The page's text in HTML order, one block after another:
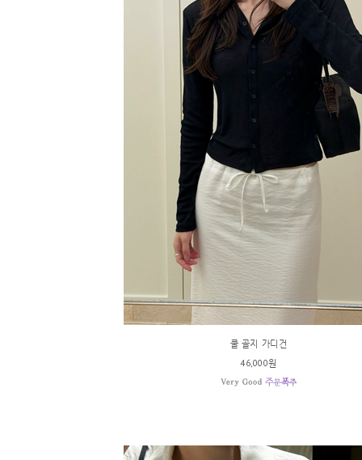
쿨 골지 가디건
46,000원